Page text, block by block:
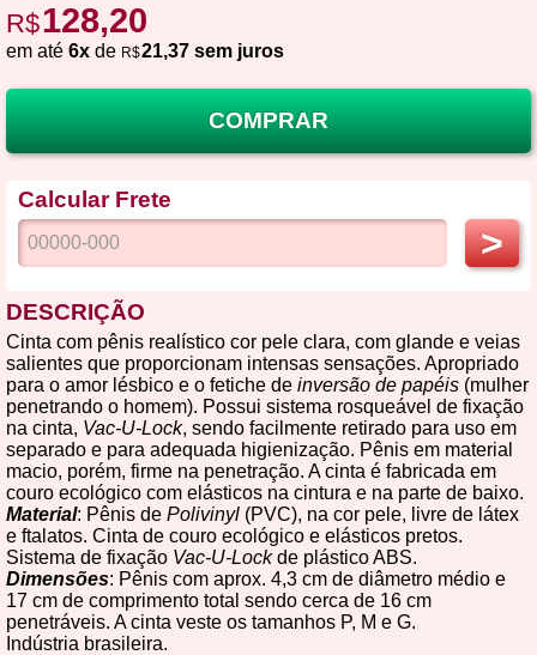
R$128,20
em até 6x de R$21,37 sem juros
COMPRAR
Calcular Frete
>
DESCRIÇÃO
Cinta com pênis realístico cor pele clara, com glande e veias
salientes que proporcionam intensas sensações. Apropriado
para o amor lésbico e o fetiche de inversão de papéis (mulher
penetrando o homem). Possui sistema rosqueável de fixação
na cinta, Vac-U-Lock, sendo facilmente retirado para uso em
separado e para adequada higienização. Pênis em material
macio, porém, firme na penetração. A cinta é fabricada em
couro ecológico com elásticos na cintura e na parte de baixo.
Material: Pênis de Polivinyl (PVC), na cor pele, livre de látex
e ftalatos. Cinta de couro ecológico e elásticos pretos.
Sistema de fixação Vac-U-Lockde plástico ABS.
Dimensões: Pênis com aprox. 4,3 cm de diâmetro médio e
17 cm de comprimento total sendo cerca de 16 cm
penetráveis. A cinta veste os tamanhos P, M e G.
Indústria brasileira.